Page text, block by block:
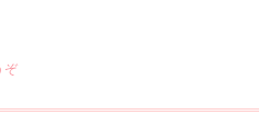
ぞ